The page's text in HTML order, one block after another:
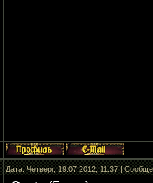
Дата: Четверг, 19.07.2012, 11:37 |